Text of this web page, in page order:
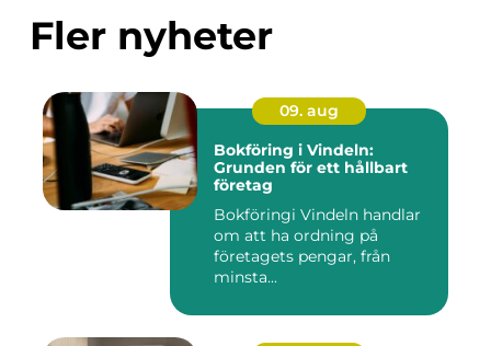
Fler nyheter
09. aug
Bokföring i Vindeln:
Grunden för ett hållbart
företag
Bokföringi Vindeln handlar
om att ha ordning på
företagets pengar, från
minsta...